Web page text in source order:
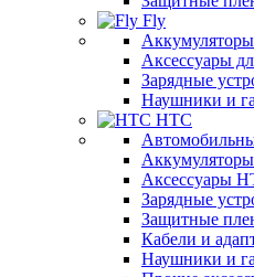
Fly
Аксессуары
Зарядные
Наушники и
HTC
Аксессуары
Зарядные
Защитные
Кабели и
Наушники и